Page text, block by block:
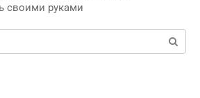
своими руками